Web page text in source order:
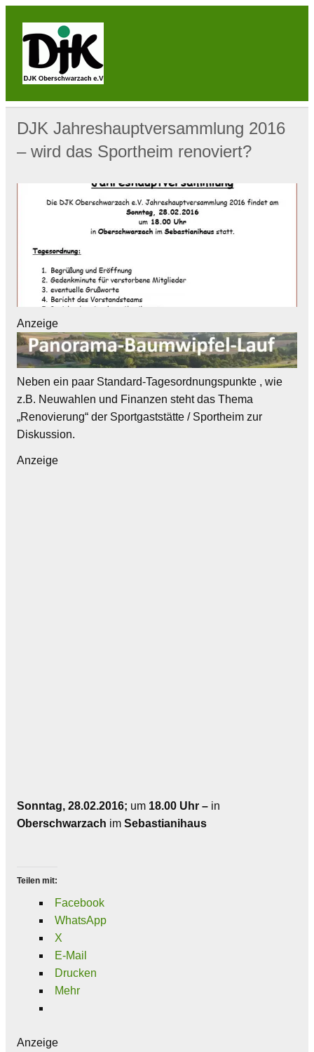
Skip
BEWEGEN! … Sport & Engagement
DJK Jahreshauptversammlung 2016
– wird das Sportheim renoviert?
Anzeige
Neben ein paar Standard-Tagesordnungspunkte , wie
z.B. Neuwahlen und Finanzen steht das Thema
„Renovierung“ der Sportgaststätte / Sportheim zur
Diskussion.
Anzeige
Sonntag, 28.02.2016; um 18.00 Uhr – in
Oberschwarzach im Sebastianihaus
Teilen mit:
Facebook
WhatsApp
X
E-Mail
Drucken
Mehr
Anzeige